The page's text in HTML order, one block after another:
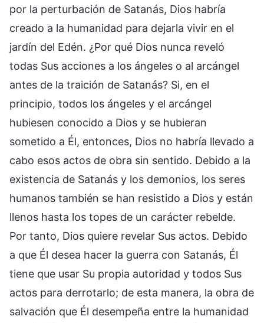
por la perturbación de Satanás, Dios habría
creado a la humanidad para dejarla vivir en el
jardín del Edén. ¿Por qué Dios nunca reveló
todas Sus acciones a los ángeles o al arcángel
antes de la traición de Satanás? Si, en el
principio, todos los ángeles y el arcángel
hubiesen conocido a Dios y se hubieran
sometido a Él, entonces, Dios no habría llevado a
cabo esos actos de obra sin sentido. Debido a la
existencia de Satanás y los demonios, los seres
humanos también se han resistido a Dios y están
llenos hasta los topes de un carácter rebelde.
Por tanto, Dios quiere revelar Sus actos. Debido
a que Él desea hacer la guerra con Satanás, Él
tiene que usar Su propia autoridad y todos Sus
actos para derrotarlo; de esta manera, la obra de
salvación que Él desempeña entre la humanidad